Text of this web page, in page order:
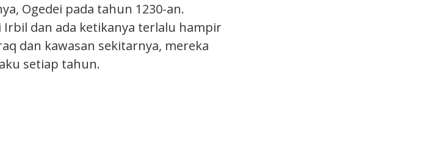
Ogedei pada tahun 1230-an.
dan ada ketikanya terlalu hampir
dan kawasan sekitarnya, mereka
setiap tahun.